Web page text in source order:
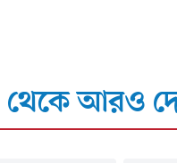
থেকে আরও